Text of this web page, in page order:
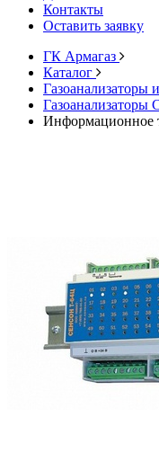
Контакты
Оставить заявку
ГК Армагаз
Каталог
Газоанализаторы
Газоанализаторы
Информационное